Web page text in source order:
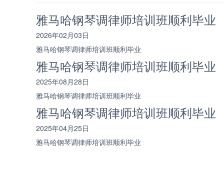
雅马哈钢琴调律师培训班顺利毕业
2026年02月03日
雅马哈钢琴调律师培训班顺利毕业
雅马哈钢琴调律师培训班顺利毕业
2025年08月28日
雅马哈钢琴调律师培训班顺利毕业
雅马哈钢琴调律师培训班顺利毕业
2025年04月25日
雅马哈钢琴调律师培训班顺利毕业